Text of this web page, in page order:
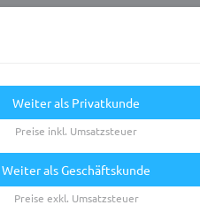
Weiter als Privatkunde
Preise inkl. Umsatzsteuer
Weiter als Geschäftskunde
Preise exkl. Umsatzsteuer